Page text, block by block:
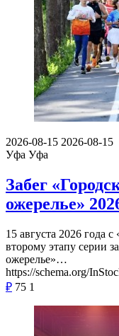
2026-08-15 2026-08-15
Уфа Уфа
Забег
ожерелье»
15 августа 2026 года
второму этапу серии
ожерелье»…
https://schema.org/
₽ 75 1